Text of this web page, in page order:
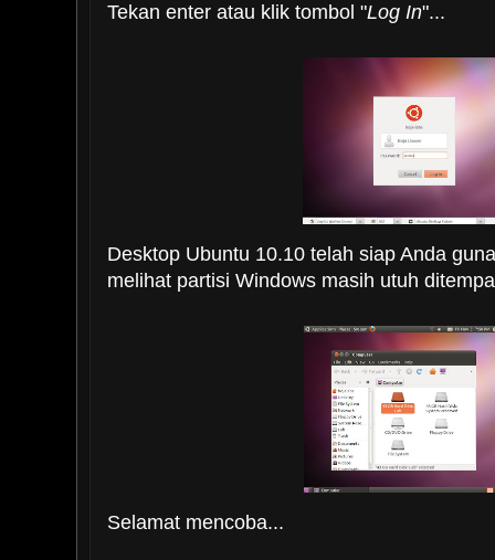
Tekan enter atau klik tombol "Log In"...
Desktop Ubuntu 10.10 telah siap Anda
melihat partisi Windows masih utuh
Selamat mencoba...